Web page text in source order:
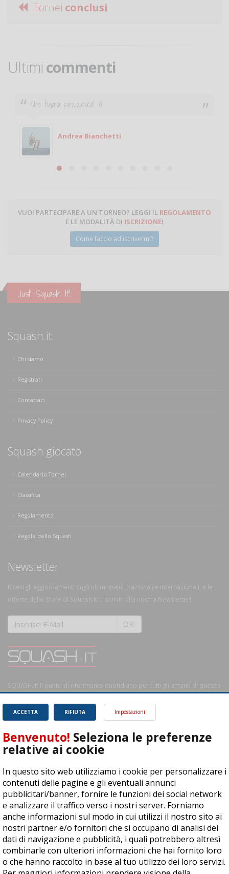
Tornei conclusi
Ultimi commenti
Ciao. Sono a Treviglio da poco e vorrei tornare a
Michele
Michele Miglionico
VUOI PARTECIPARE A UN TORNEO? LEGGI IL REGOLAMENTO
E LE MODALITÀ DI ISCRIZIONE!
Come faccio ad iscrivermi?
Just Squash It!
Squash.it
Chi siamo
Registrati
Contattaci
Privacy Policy
Squash giocato
Calendario Tornei
Classifica
Regolamento
Regole dello Squash
Newsletter
Ricevi gli aggiornamenti sugli ultimi eventi nazionali e internazionali, e le
offerte dello Store di Squash.it... Iscriviti alla nostra Newsletter!
OK!
SQUASH.it: Il punto di riferimento quotidiano per tutti gli amanti di questo
RIFIUTA
ACCETTA Impostazioni
Benvenuto! Seleziona le preferenze
relative ai cookie
In questo sito web utilizziamo i cookie per personalizzare i
contenuti delle pagine e gli eventuali annunci
pubblicitari/banner, fornire le funzioni dei social network
e analizzare il traffico verso i nostri server. Forniamo
anche informazioni sul modo in cui utilizzi il nostro sito ai
nostri partner e/o fornitori che si occupano di analisi dei
dati di navigazione e pubblicità, i quali potrebbero altresì
combinarle con ulteriori informazioni che hai fornito loro
o che hanno raccolto in base al tuo utilizzo dei loro servizi.
04278030988
© Copyright 2015 | All Rights Reserved - Powered byDynDevice
Privacy Policy Cookie Policy Accessibilità Sitemap